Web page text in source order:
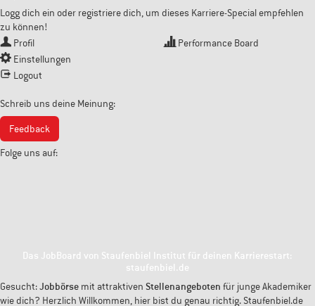
Logg dich ein oder registriere dich, um dieses Karriere-Special empfehlen
zu können!
Profil
Performance Board
Einstellungen
Logout
Schreib uns deine Meinung:
Feedback
Folge uns auf:
Das JobBoard von Staufenbiel Institut für deinen Karrierestart:
staufenbiel.de
Gesucht:Jobbörse mit attraktiven Stellenangeboten für junge Akademiker
wie dich? Herzlich Willkommen, hier bist du genau richtig. Staufenbiel.de